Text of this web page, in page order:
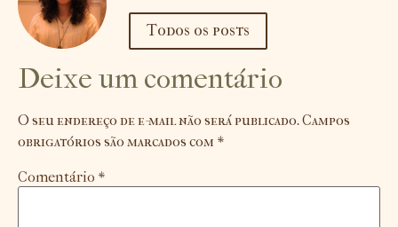
Todos os posts
Deixe um comentário
O seu endereço de e-mail não será publicado.Campos
obrigatórios são marcados com *
Comentário *